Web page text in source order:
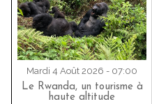
Mardi 4 Août 2026 - 07:00
Le Rwanda, un tourisme à
haute altitude